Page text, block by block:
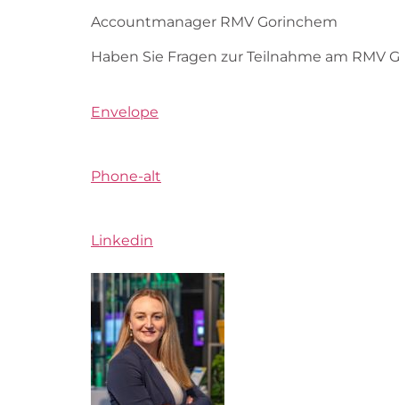
Accountmanager RMV Gorinchem
Haben Sie Fragen zur Teilnahme am RMV
Envelope
Phone-alt
Linkedin